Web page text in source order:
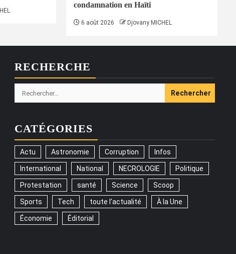
condamnation en Haïti
6 août 2026 Djovany MICHEL
RECHERCHE
Rechercher :
CATÉGORIES
Actu Astronomie Corruption Infos
International National NECROLOGIE Politique
Protestation santé Science Scoop
Sports Tech toute l'actualité À la Une
Économie Éditorial